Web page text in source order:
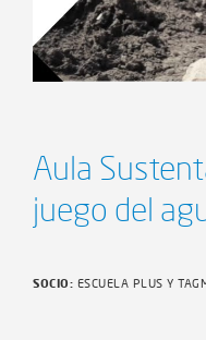
Aula
juego del
SOCIO: ESCUELA PLUS Y